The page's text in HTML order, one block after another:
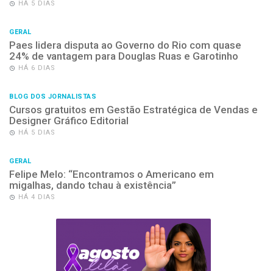
HÁ 5 DIAS
GERAL
Paes lidera disputa ao Governo do Rio com quase
24% de vantagem para Douglas Ruas e Garotinho
HÁ 6 DIAS
BLOG DOS JORNALISTAS
Cursos gratuitos em Gestão Estratégica de Vendas e
Designer Gráfico Editorial
HÁ 5 DIAS
GERAL
Felipe Melo: “Encontramos o Americano em
migalhas, dando tchau à existência”
HÁ 4 DIAS